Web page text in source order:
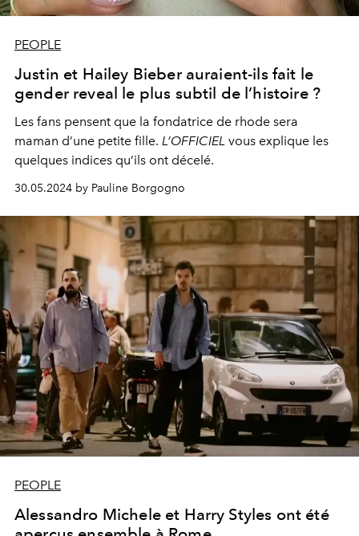
PEOPLE
Justin et Hailey Bieber auraient-ils fait le
gender reveal le plus subtil de l’histoire ?
Les fans pensent que la fondatrice de rhode sera
maman d’une petite fille. L’OFFICIEL vous explique les
quelques indices qu’ils ont décelé.
30.05.2024 by Pauline Borgogno
PEOPLE
Alessandro Michele et Harry Styles ont été